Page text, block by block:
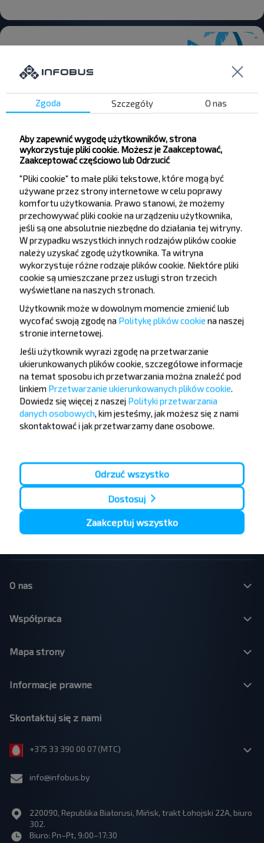
Chcesz
podróżować
taniej?
Nie przegap promocji, zniżek i innych ciekawych
ofert od serwisu INFOBUS. Zapisz się do
newslettera i podróżuj z nami jeszcze taniej!
Zapisz się
Populární autobusové linky
Kraków - Katowice lotnisko
Katowice - Kraków
Kraków - Katowice
Kraków - Zakopane
Płock - Warszawa
Kołobrzeg - Sianożęty
Katowice - Krynica-Zdrój
Warszawa - Mszczonow
Lublin - Warszawa
Kołobrzeg - Niechorze
Kamien Pomorski - Pobierowo
Katowice - Zawoja
Zakopane - Kraków
Warszawa - Iwonicz-Zdroj
Warszawa - Lwów
Warszawa - Mińsk
Gdańsk - Mińsk
Kraków - Mińsk
Warszawa - Tarnopol
Poznań - Mińsk
Lwów - Kraków
Kraków - Lwów
Warszawa - Iwano-Frankiwsk
O nas
Współpraca
Mapa strony
Informacje prawne
Skontaktuj się z nami
+375 33 390 00 07 (МТС)
info@infobus.by
220090, Republika Białorusi, Mińsk, trakt Łohojski 22A, biuro
302.
Biuro: Pn–Pt, 9:00–17:30
Zgoda Szczegóły O nas
Aby zapewnić wygodę użytkowników, strona
wykorzystuje pliki cookie. Możesz je Zaakceptować,
Zaakceptować częściowo lub Odrzucić
"Pliki cookie" to małe pliki tekstowe, które mogą być
używane przez strony internetowe w celu poprawy
komfortu użytkowania. Prawo stanowi, że możemy
przechowywać pliki cookie na urządzeniu użytkownika,
jeśli są one absolutnie niezbędne do działania tej witryny.
W przypadku wszystkich innych rodzajów plików cookie
należy uzyskać zgodę użytkownika. Ta witryna
wykorzystuje różne rodzaje plików cookie. Niektóre pliki
cookie są umieszczane przez usługi stron trzecich
wyświetlane na naszych stronach.
Użytkownik może w dowolnym momencie zmienić lub
wycofać swoją zgodę na Politykę plików cookie na naszej
stronie internetowej.
Jeśli użytkownik wyrazi zgodę na przetwarzanie
ukierunkowanych plików cookie, szczegółowe informacje
na temat sposobu ich przetwarzania można znaleźć pod
linkiem Przetwarzanie ukierunkowanych plików cookie.
Dowiedz się więcej z naszej Polityki przetwarzania
danych osobowych, kim jesteśmy, jak możesz się z nami
skontaktować i jak przetwarzamy dane osobowe.
Odrzuć wszystko
Dostosuj
Zaakceptuj wszystko